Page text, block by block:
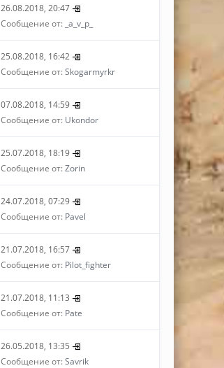
26.08.2018, 20:47
Сообщение от: _a_v_p_
25.08.2018, 16:42
Сообщение от:Skogarmyrkr
07.08.2018, 14:59
Сообщение от: Ukondor
25.07.2018, 18:19
Сообщение от:Zorin
24.07.2018, 07:29
Сообщение от: Pavel
21.07.2018, 16:57
Сообщение от: Pilot_fighter
21.07.2018, 11:13
Сообщение от: Pate
26.05.2018, 13:35
Сообщение от:Savrik